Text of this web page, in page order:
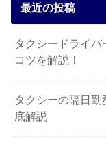
最近の投稿
タクシードライ
コツを解説！
タクシーの隔日
底解説